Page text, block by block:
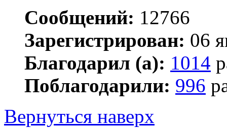
Сообщений: 12766
Зарегистрирован: 06
Благодарил (а): 1014
Поблагодарили: 996
Вернуться наверх